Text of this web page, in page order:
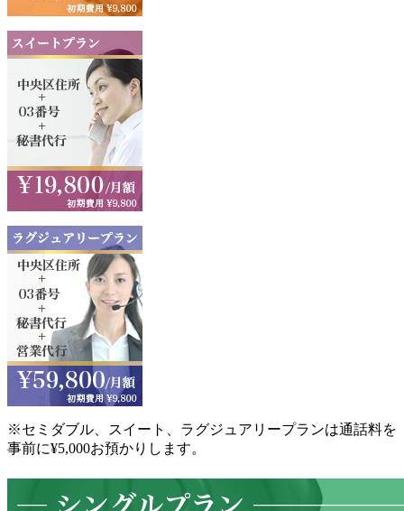
※セミダブル、スイート、ラグジュアリープランは通話料を
事前に¥5,000お預かりします。